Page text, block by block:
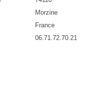
Morzine
France
06.71.72.70.21